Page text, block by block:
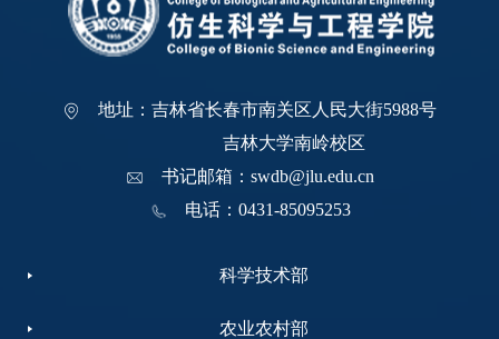
地址：吉林省长春市南关区人民大街5988号
吉林大学南岭校区
书记邮箱：swdb@jlu.edu.cn
电话：0431-85095253
科学技术部
农业农村部